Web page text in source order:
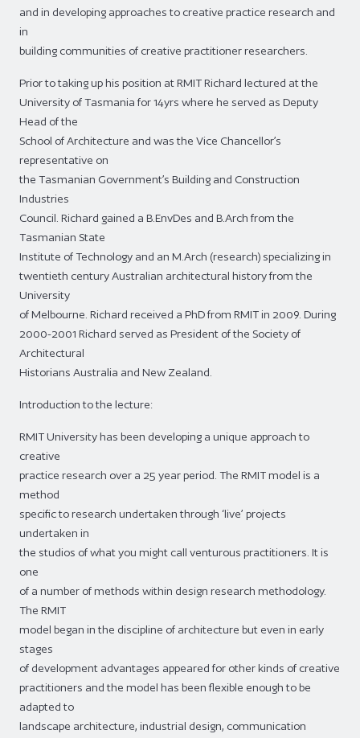
and in developing approaches to creative practice research and
in
building communities of creative practitioner researchers.
Prior to taking up his position at RMIT Richard lectured at the
University of Tasmania for 14yrs where he served as Deputy
Head of the
School of Architecture and was the Vice Chancellor’s
representative on
the Tasmanian Government’s Building and Construction
Industries
Council. Richard gained a B.EnvDes and B.Arch from the
Tasmanian State
Institute of Technology and an M.Arch (research) specializing in
twentieth century Australian architectural history from the
University
of Melbourne. Richard received a PhD from RMIT in 2009. During
2000-2001 Richard served as President of the Society of
Architectural
Historians Australia and New Zealand.
Introduction to the lecture:
RMIT University has been developing a unique approach to
creative
practice research over a 25 year period. The RMIT model is a
method
specific to research undertaken through ‘live’ projects
undertaken in
the studios of what you might call venturous practitioners. It is
one
of a number of methods within design research methodology.
The RMIT
model began in the discipline of architecture but even in early
stages
of development advantages appeared for other kinds of creative
practitioners and the model has been flexible enough to be
adapted to
landscape architecture, industrial design, communication